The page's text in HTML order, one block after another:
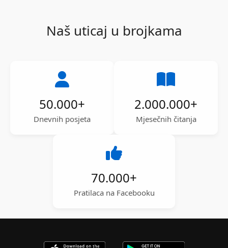
Naš uticaj u brojkama
50.000+
Dnevnih posjeta
2.000.000+
Mjesečnih čitanja
70.000+
Pratilaca na Facebooku